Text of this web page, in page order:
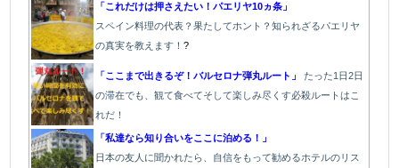
「これだけは押さえたい！パエリヤ10ヵ条」
スペイン料理の代表？果たしてホント？知られざるパエリヤ
の真実を教えます！?
「ここまで出きるぞ！バルセロナ弾丸ルート」 たった1 日2日
の滞在でも、観て食べてそして楽しみ尽くす必殺ルートはこ
れだ！
「私達なら知り合いをここに泊める！」
日本の友人に聞かれたら、自信をもって勧めるホテルのリス